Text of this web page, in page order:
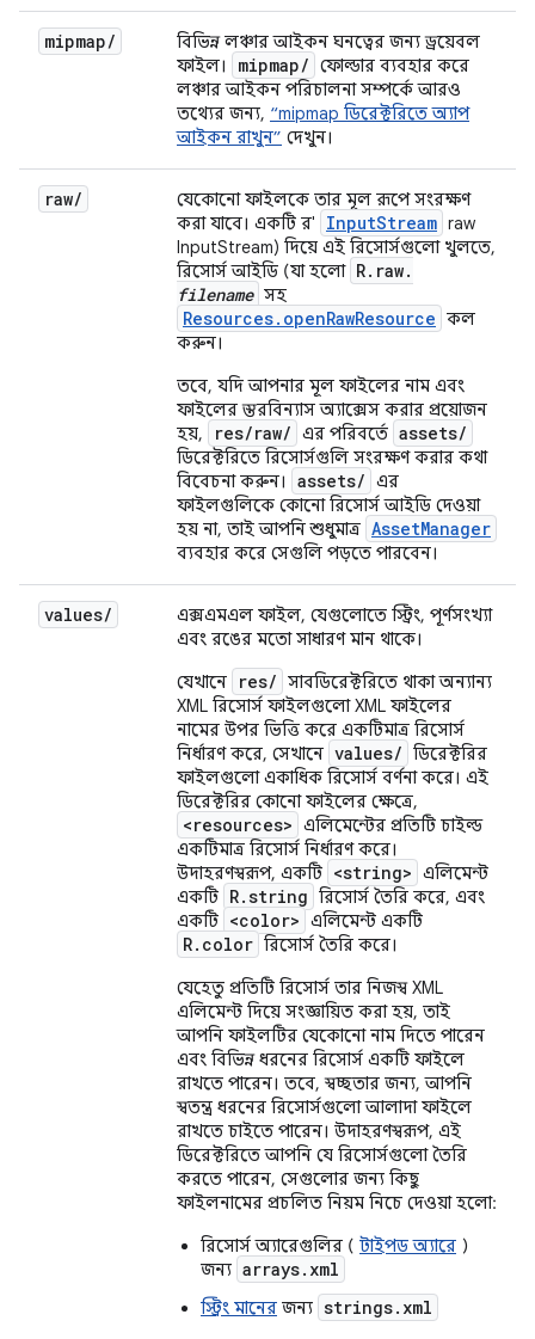
mipmap/
বিভিন্ন লঞ্চার আইকন ঘনত্বের জন্য ড্রয়েবল
ফাইল।
mipmap/ ফোল্ডার ব্যবহার করে
লঞ্চার আইকন পরিচালনা সম্পর্কে আরও
তথ্যের জন্য, “mipmap ডিরেক্টরিতে অ্যাপ
আইকন রাখুন” দেখুন।
raw/
যেকোনো ফাইলকে তার মূল রূপে সংরক্ষণ
করা যাবে। একটি র'
InputStream raw
InputStream) দিয়ে এই রিসোর্সগুলো খুলতে,
রিসোর্স আইডি (যা হলো R.raw.
filename সহ
Resources.openRawResource কল
করুন।
তবে, যদি আপনার মূল ফাইলের নাম এবং
ফাইলের স্তরবিন্যাস অ্যাক্সেস করার প্রয়োজন
হয়,
res/raw/ এর পরিবর্তে assets/
ডিরেক্টরিতে রিসোর্সগুলি সংরক্ষণ করার কথা
বিবেচনা করুন।
assets/ এর
ফাইলগুলিকে কোনো রিসোর্স আইডি দেওয়া
হয় না, তাই আপনি শুধুমাত্র AssetManager
ব্যবহার করে সেগুলি পড়তে পারবেন।
values/
এক্সএমএল ফাইল, যেগুলোতে স্ট্রিং, পূর্ণসংখ্যা
এবং রঙের মতো সাধারণ মান থাকে।
যেখানে
res/ সাবডিরেক্টরিতে থাকা অন্যান্য
XML রিসোর্স ফাইলগুলো XML ফাইলের
নামের উপর ভিত্তি করে একটিমাত্র রিসোর্স
নির্ধারণ করে, সেখানে values/ ডিরেক্টরির
ফাইলগুলো একাধিক রিসোর্স বর্ণনা করে। এই
ডিরেক্টরির কোনো ফাইলের ক্ষেত্রে,
<resources> এলিমেন্টের প্রতিটি চাইল্ড
একটিমাত্র রিসোর্স নির্ধারণ করে।
উদাহরণস্বরূপ, একটি <string> এলিমেন্ট
একটি R.string রিসোর্স তৈরি করে, এবং
একটি <color> এলিমেন্ট একটি
R.color রিসোর্স তৈরি করে।
যেহেতু প্রতিটি রিসোর্স তার নিজস্ব XML
এলিমেন্ট দিয়ে সংজ্ঞায়িত করা হয়, তাই
আপনি ফাইলটির যেকোনো নাম দিতে পারেন
এবং বিভিন্ন ধরনের রিসোর্স একটি ফাইলে
রাখতে পারেন। তবে, স্বচ্ছতার জন্য, আপনি
স্বতন্ত্র ধরনের রিসোর্সগুলো আলাদা ফাইলে
রাখতে চাইতে পারেন। উদাহরণস্বরূপ, এই
ডিরেক্টরিতে আপনি যে রিসোর্সগুলো তৈরি
করতে পারেন, সেগুলোর জন্য কিছু
ফাইলনামের প্রচলিত নিয়ম নিচে দেওয়া হলো:
রিসোর্স অ্যারেগুলির ( টাইপড অ্যারে )
জন্য arrays.xml
স্ট্রিং মানের জন্য strings.xml